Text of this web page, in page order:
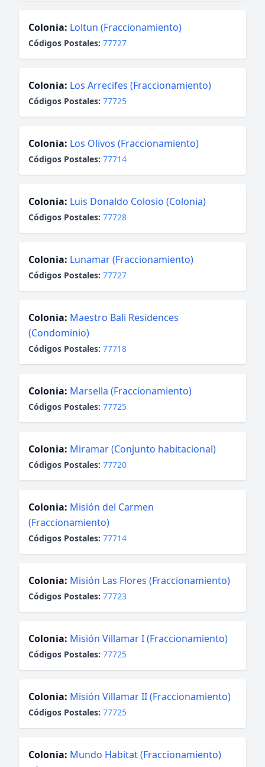
Colonia: Loltun (Fraccionamiento)
Códigos Postales: 77727
Colonia: Los Arrecifes (Fraccionamiento)
Códigos Postales: 77725
Colonia: Los Olivos (Fraccionamiento)
Códigos Postales: 77714
Colonia: Luis Donaldo Colosio (Colonia)
Códigos Postales: 77728
Colonia: Lunamar (Fraccionamiento)
Códigos Postales: 77727
Colonia: Maestro Bali Residences
(Condominio)
Códigos Postales: 77718
Colonia: Marsella (Fraccionamiento)
Códigos Postales: 77725
Colonia: Miramar (Conjunto habitacional)
Códigos Postales: 77720
Colonia: Misión del Carmen
(Fraccionamiento)
Códigos Postales: 77714
Colonia: Misión Las Flores (Fraccionamiento)
Códigos Postales: 77723
Colonia: Misión Villamar I (Fraccionamiento)
Códigos Postales: 77725
Colonia: Misión Villamar II (Fraccionamiento)
Códigos Postales: 77725
Colonia: Mundo Habitat (Fraccionamiento)